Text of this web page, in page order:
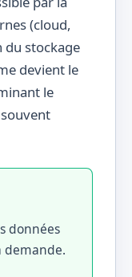
(cloud,
stockage
devient le
le
souvent
données
demande.